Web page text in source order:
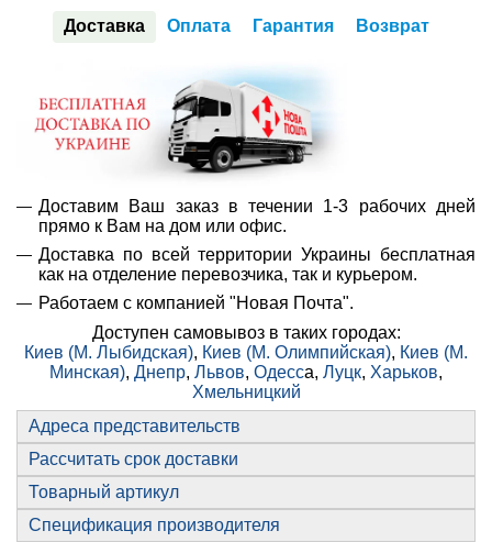
Доставка Оплата Гарантия Возврат
Доставим Ваш заказ в течении 1-3 рабочих дней
прямо к Вам на дом или офис.
Доставка по всей территории Украины бесплатная
как на отделение перевозчика, так и курьером.
Работаем с компанией "Новая Почта".
Доступен самовывоз в таких городах:
Киев (М. Лыбидская), Киев (М. Олимпийская), Киев (М.
Минская), Днепр, Львов, Одесса, Луцк, Харьков,
Хмельницкий
Адреса представительств
Рассчитать срок доставки
Товарный артикул
Спецификация производителя